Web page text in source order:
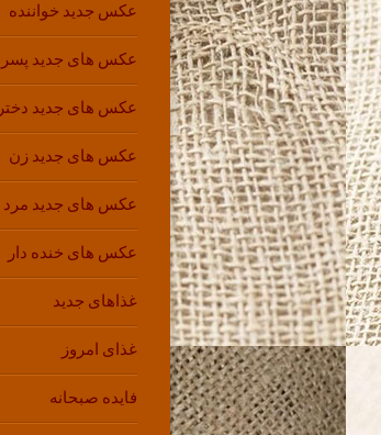
عکس جدید خواننده
عکس های جدید پسر
عکس های جدید دختر
عکس های جدید زن
عکس های جدید مرد
عکس های خنده دار
غذاهای جدید
غذای امروز
فایده صبحانه